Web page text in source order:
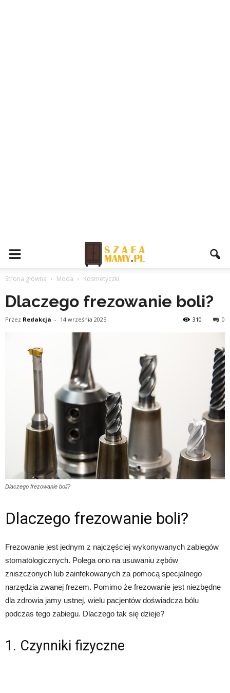
Strona główna Moda Kosmetyczki
Dlaczego frezowanie boli?
Przez Redakcja - 14 września 2025 0
310
Dlaczego frezowanie boli?
Dlaczego frezowanie boli?
Frezowanie jest jednym z najczęściej wykonywanych zabiegów
stomatologicznych. Polega ono na usuwaniu zębów
zniszczonych lub zainfekowanych za pomocą specjalnego
narzędzia zwanej frezem. Pomimo że frezowanie jest niezbędne
dla zdrowia jamy ustnej, wielu pacjentów doświadcza bólu
podczas tego zabiegu. Dlaczego tak się dzieje?
1. Czynniki fizyczne